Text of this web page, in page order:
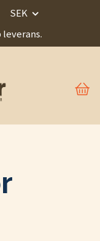
SEK
leverans.